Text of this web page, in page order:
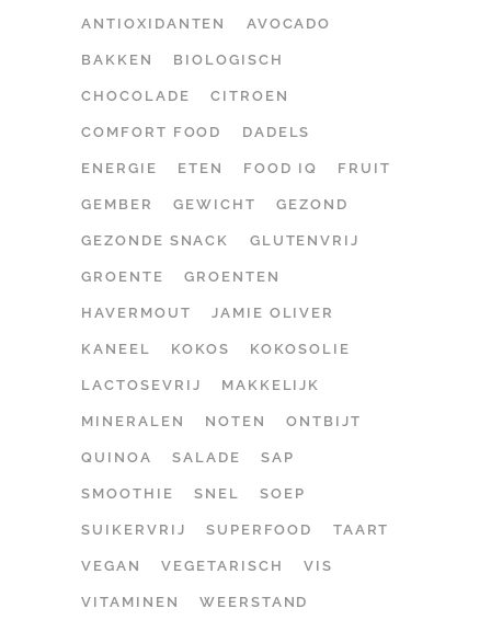
ANTIOXIDANTEN AVOCADO
BAKKEN BIOLOGISCH
CHOCOLADE CITROEN
COMFORT FOOD DADELS
ENERGIE ETEN FOOD IQ FRUIT
GEMBER GEWICHT GEZOND
GEZONDE SNACK GLUTENVRIJ
GROENTE GROENTEN
HAVERMOUT JAMIE OLIVER
KANEEL KOKOS KOKOSOLIE
LACTOSEVRIJ MAKKELIJK
MINERALEN NOTEN ONTBIJT
QUINOA SALADE SAP
SMOOTHIE SNEL SOEP
SUIKERVRIJ SUPERFOOD TAART
VEGAN VEGETARISCH VIS
VITAMINEN WEERSTAND